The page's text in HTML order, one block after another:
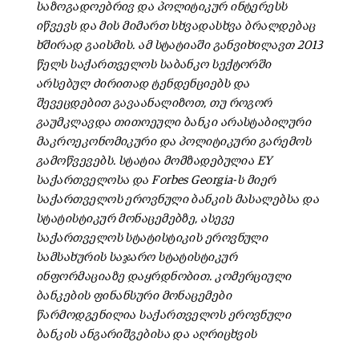
საზოგადოებრივ და პოლიტიკურ ინტერესს
იწვევს და მის მიმართ სხვადასხვა ბრალდებაც
ხშირად გაისმის. ამ სტატიაში განვიხილავთ 2013
წელს საქართველოს საბანკო სექტორში
არსებულ ძირითად ტენდენციებს და
შევეცდებით გავაანალიზოთ, თუ როგორ
გაუმკლავდა თითოეული ბანკი არასტაბილური
მაკროეკონომიკური და პოლიტიკური გარემოს
გამოწვევებს. სტატია მომზადებულია EY
საქართველოსა და Forbes Georgia-ს მიერ
საქართველოს ეროვნული ბანკის მასალებსა და
სტატისტიკურ მონაცემებზე, ასევე
საქართველოს სტატისტიკის ეროვნული
სამსახურის საჯარო სტატისტიკურ
ინფორმაციაზე დაყრდნობით. კომერციული
ბანკების ფინანსური მონაცემები
წარმოდგენილია საქართველოს ეროვნული
ბანკის ანგარიშგებისა და აღრიცხვის